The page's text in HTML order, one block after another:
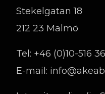
Stekelgatan 18
212 23 Malmö
Tel: +46 (0)10-516
E-mail: